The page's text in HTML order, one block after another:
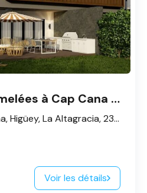
Villas de luxe jumelées à Cap Cana - Punta Cana
Cap Cana, Punta Cana, Higüey, La Altagracia, 23300, République dominicaine
Voir les détails